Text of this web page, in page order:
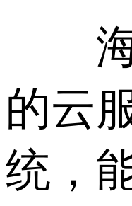
海
的云
统，